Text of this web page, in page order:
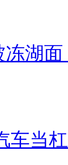
湖
车当